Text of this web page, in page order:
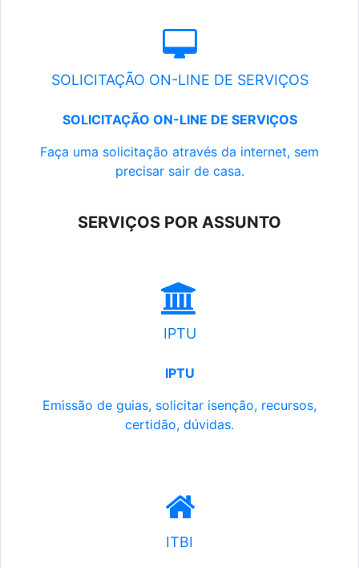
SOLICITAÇÃO ON-LINE DE SERVIÇOS
SOLICITAÇÃO ON-LINE DE SERVIÇOS
Faça uma solicitação através da internet, sem
precisar sair de casa.
SERVIÇOS POR ASSUNTO
IPTU
IPTU
Emissão de guias, solicitar isenção, recursos,
certidão, dúvidas.
ITBI